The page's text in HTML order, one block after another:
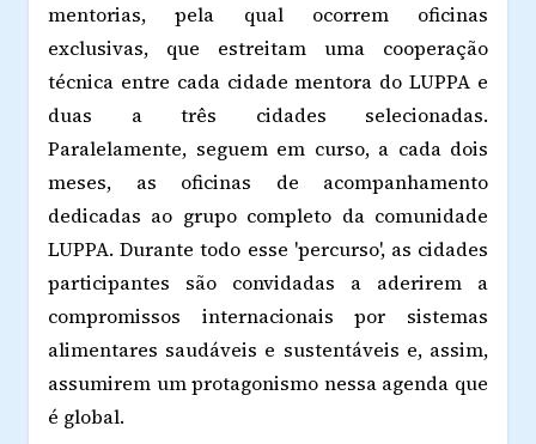
mentorias, pela qual ocorrem oficinas
exclusivas, que estreitam uma cooperação
técnica entre cada cidade mentora do LUPPA e
duas a três cidades selecionadas.
Paralelamente, seguem em curso, a cada dois
meses, as oficinas de acompanhamento
dedicadas ao grupo completo da comunidade
LUPPA. Durante todo esse 'percurso', as cidades
participantes são convidadas a aderirem a
compromissos internacionais por sistemas
alimentares saudáveis e sustentáveis e, assim,
assumirem um protagonismo nessa agenda que
é global.